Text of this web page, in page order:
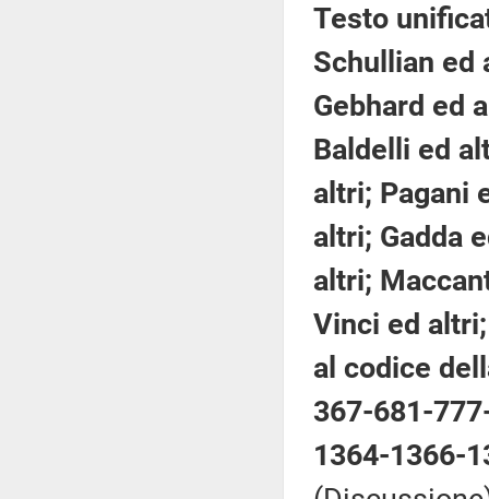
Testo
Schullian ed
Gebhard ed
Baldelli ed
altri; Pagani
altri; Gadda
altri;
Vinci ed
al codice
367-681-
1364-1366-